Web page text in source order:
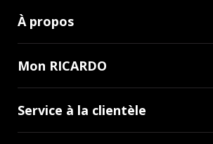
À propos
Mon RICARDO
Service à la clientèle